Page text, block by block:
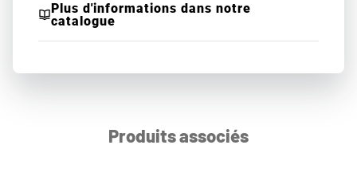
Plus d'informations dans notre
catalogue
Produits associés